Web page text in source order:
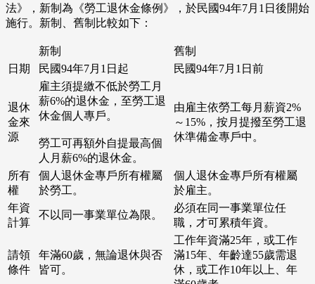
法》，新制為《勞工退休金條例》，於民國94年7月1日後開始
施行。新制、舊制比較如下：
新制
舊制
日期
民國94年7月1日起 民國94年7月1日前
退休
金來
源
雇主須提繳不低於勞工月
薪6%的退休金，至勞工退
休金個人專戶。
勞工可再額外自提最高個
人月薪6%的退休金。
由雇主依勞工每月薪資2%
～15%，按月提撥至勞工退
休準備金專戶中。
所有
權
個人退休金專戶所有權屬
於勞工。
個人退休金專戶所有權屬
於雇主。
年資
計算
不以同一事業單位為限。
必須在同一事業單位任
職，才可累積年資。
請領
條件
年滿60歲，無論退休與否
皆可。
工作年資滿25年，或工作
滿15年、年齡達55歲需退
休，或工作10年以上、年